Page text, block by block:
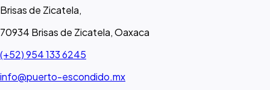
Brisas de Zicatela,
70934 Brisas de Zicatela, Oaxaca
(+52) 954 133 6245
info@puerto-escondido.mx